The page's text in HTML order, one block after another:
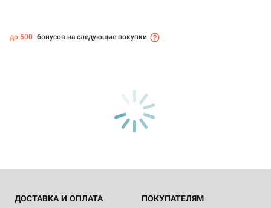
до 500 бонусов на следующие покупки
ДОСТАВКА И ОПЛАТА ПОКУПАТЕЛЯМ